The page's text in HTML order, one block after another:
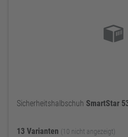
Sicherheitshalbschuh SmartStar
13 Varianten (10 nicht angezeigt)